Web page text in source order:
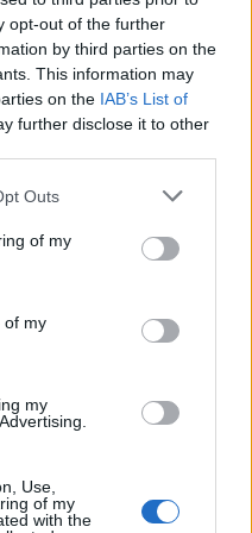
opt-out of the further
by third parties on the
This information may
on the IAB’s List of
further disclose it to other
Outs
of my
of my
my
Use,
of my
with the
το OLAFAQ